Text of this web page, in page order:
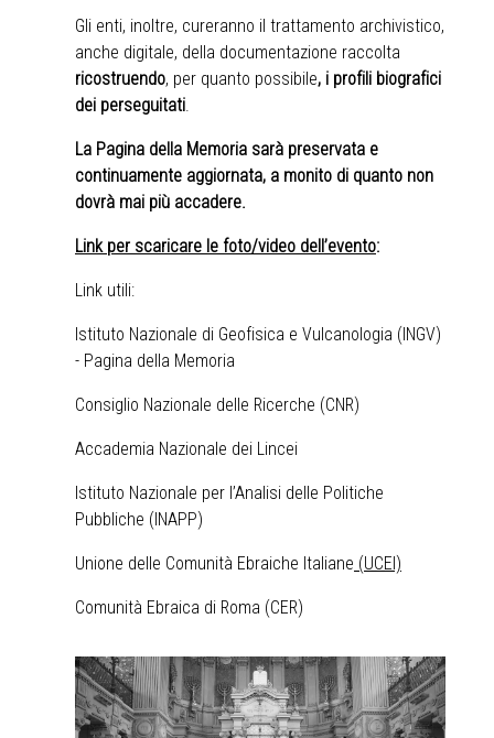
Gli enti, inoltre, cureranno il trattamento archivistico,
anche digitale, della documentazione raccolta
ricostruendo, per quanto possibile, i profili biografici
dei perseguitati.
La Pagina della Memoria sarà preservata e
continuamente aggiornata, a monito di quanto non
dovrà mai più accadere.
Link per scaricare le foto/video dell’evento:
Link utili:
Istituto Nazionale di Geofisica e Vulcanologia (INGV)
- Pagina della Memoria
Consiglio Nazionale delle Ricerche (CNR)
Accademia Nazionale dei Lincei
Istituto Nazionale per l’Analisi delle Politiche
Pubbliche (INAPP)
Unione delle Comunità Ebraiche Italiane (UCEI)
Comunità Ebraica di Roma (CER)